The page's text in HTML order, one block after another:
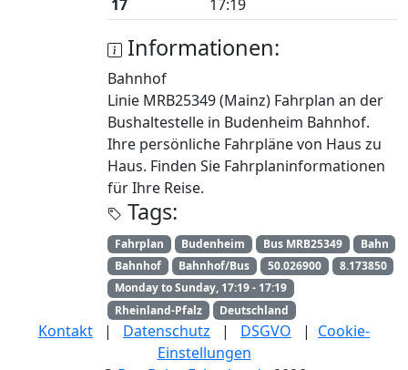
17
17:19
Informationen:
Bahnhof
Linie MRB25349 (Mainz) Fahrplan an der
Bushaltestelle in Budenheim Bahnhof.
Ihre persönliche Fahrpläne von Haus zu
Haus. Finden Sie Fahrplaninformationen
für Ihre Reise.
Tags:
Fahrplan Budenheim Bus MRB25349
Bahn
Bahnhof
Bahnhof/Bus 50.026900
8.173850
Monday to Sunday, 17:19 - 17:19
Rheinland-Pfalz
Deutschland
Kontakt | Datenschutz | DSGVO | Cookie-
Einstellungen